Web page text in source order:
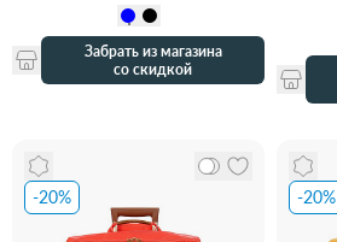
Забрать из магазина
со скидкой
-20% -20%